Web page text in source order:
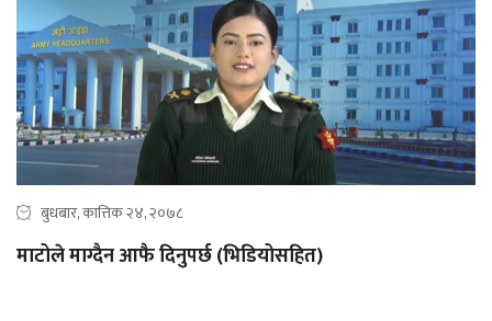
बुधबार, कात्तिक २४, २०७८
माटोले माग्दैन आफै दिनुपर्छ (भिडियोसहित)